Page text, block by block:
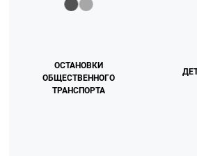
ОСТАНОВКИ
ОБЩЕСТВЕННОГО
ТРАНСПОРТА